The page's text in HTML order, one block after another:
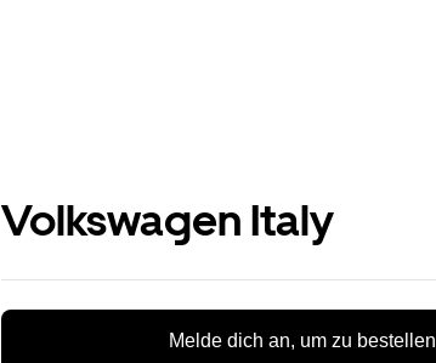
Volkswagen Italy
Melde dich an, um zu bestellen